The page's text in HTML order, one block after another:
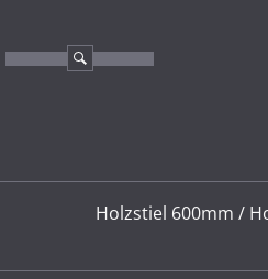
Holzstiel 600mm /